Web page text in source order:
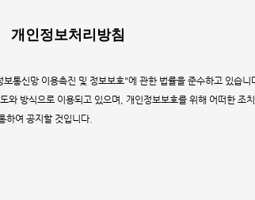
개인정보처리방침
통신망 이용촉진 및 정보보호"에 관한 법률을 준수하고 있습니
방식으로 이용되고 있으며, 개인정보보호를 위해 어떠한 조
하여 공지할 것입니다.